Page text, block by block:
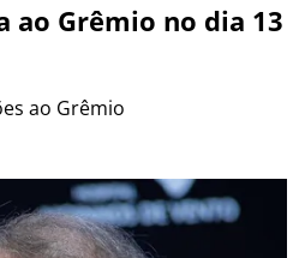
Grêmio no dia 13
ao Grêmio